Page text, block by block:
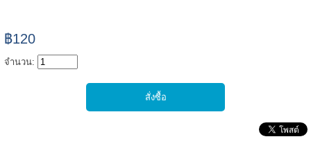
฿120
จำนวน: